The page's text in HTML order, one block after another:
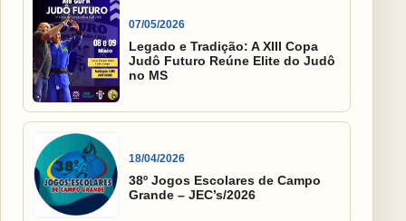
07/05/2026
Legado e Tradição: A XIII Copa
Judô Futuro Reúne Elite do Judô
no MS
18/04/2026
38º Jogos Escolares de Campo
Grande – JEC’s/2026